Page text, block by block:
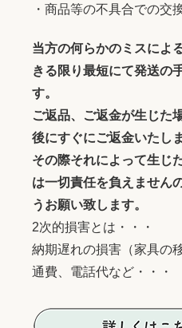
・商品等の不具合での交
当方の何らかのミスによ
きる限り最短にて発送の
す。
ご返品、ご返金が生じた
後にすぐにご返金いたしま
その際それによって生じ
は一切責任を負えません
うお願い致します。
2次的損害とは・・・
納期遅れの損害（家具の
通費、電話代など・・・